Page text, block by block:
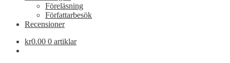
Expandera
undermeny
Föreläsning
Författarbesök
Recensioner
kr0.00 0 artiklar